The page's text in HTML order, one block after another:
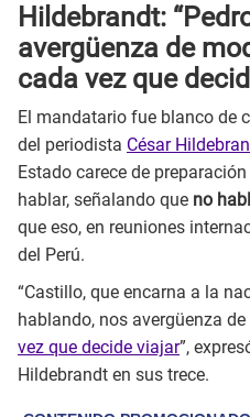
Hildebrandt:
avergüenza de
cada vez que
El mandatario fue blanco de
del periodista César
Estado carece de
hablar, señalando que no
que eso, en reuniones
del Perú.
“Castillo, que encarna a la
hablando, nos avergüenza
vez que decide viajar”,
Hildebrandt en sus trece.